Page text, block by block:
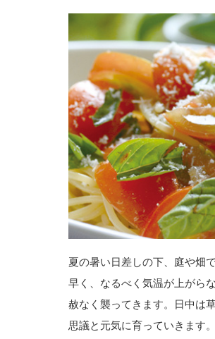
夏の暑い日差しの下、庭や畑
早く、なるべく気温が上がら
赦なく襲ってきます。日中は
思議と元気に育っていきます